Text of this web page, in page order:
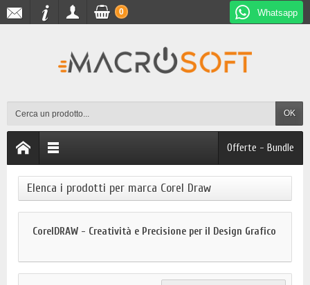
Whatsapp
OK
0
Offerte - Bundle
Elenca i prodotti per marca Corel Draw
CorelDRAW - Creatività e Precisione per il Design Grafico